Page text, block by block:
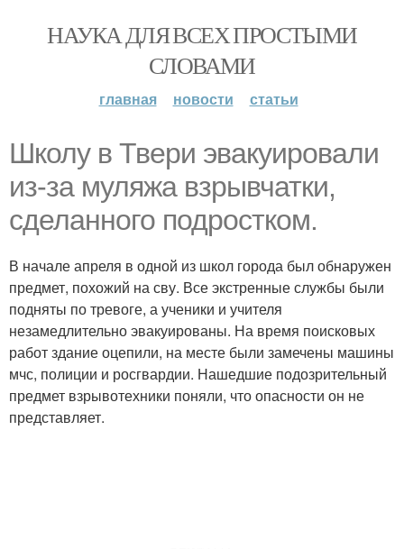
НАУКА ДЛЯ ВСЕХ ПРОСТЫМИ
СЛОВАМИ
главная новости статьи
Школу в Твери эвакуировали
из-за муляжа взрывчатки,
сделанного подростком.
В начале апреля в одной из школ города был обнаружен
предмет, похожий на сву. Все экстренные службы были
подняты по тревоге, а ученики и учителя
незамедлительно эвакуированы. На время поисковых
работ здание оцепили, на месте были замечены машины
мчс, полиции и росгвардии. Нашедшие подозрительный
предмет взрывотехники поняли, что опасности он не
представляет.